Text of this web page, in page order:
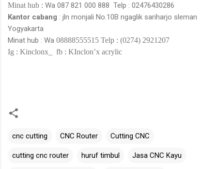
Minat hub : Wa 087 821 000 888 Telp : 02476430286
Kantor cabang : jln monjali No.10B ngaglik sariharjo sleman
Yogyakarta
Minat hub : Wa 08888555515 Telp : (0274) 2921207
Ig : Kinclonx_
fb : KInclon’x acrylic
cnc cutting CNC Router Cutting CNC
cutting cnc router huruf timbul Jasa CNC Kayu